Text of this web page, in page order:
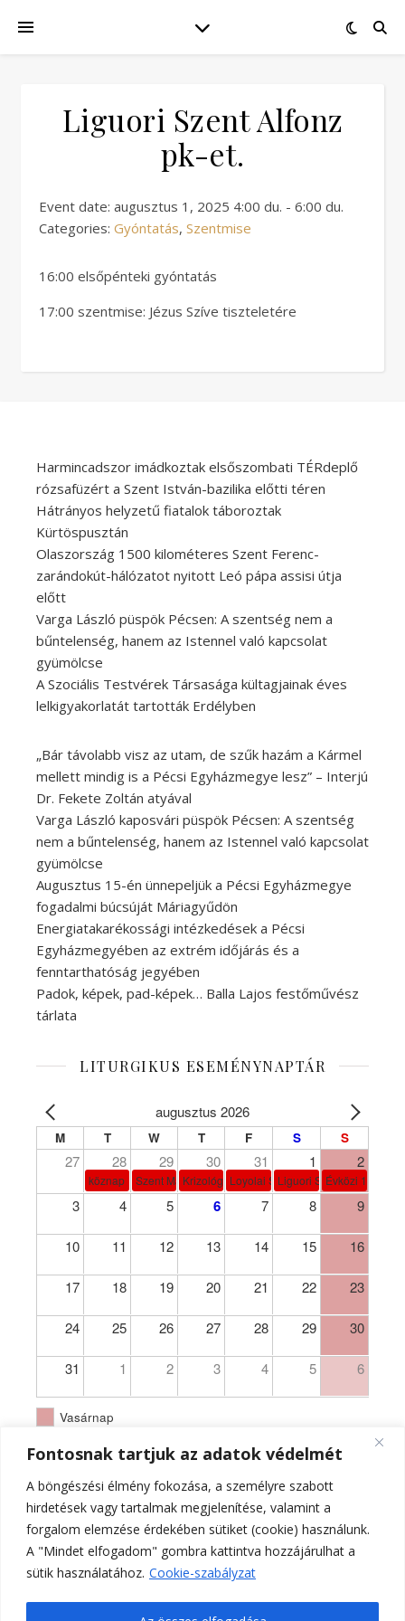
Fontosnak tartjuk az adatok védelmét
A böngészési élmény fokozása, a személyre szabott
hirdetések vagy tartalmak megjelenítése, valamint a
forgalom elemzése érdekében sütiket (cookie) használunk.
A "Mindet elfogadom" gombra kattintva hozzájárulhat a
sütik használatához. Cookie-szabályzat
Liguori Szent Alfonz
pk-et.
Event date: augusztus 1, 2025 4:00 du. - 6:00 du.
Categories: Gyóntatás, Szentmise
16:00 elsőpénteki gyóntatás
17:00 szentmise: Jézus Szíve tiszteletére
Harmincadszor imádkoztak elsőszombati TÉRdeplő
rózsafüzért a Szent István-bazilika előtti téren
Hátrányos helyzetű fiatalok táboroztak
Kürtöspusztán
Olaszország 1500 kilométeres Szent Ferenc-
zarándokút-hálózatot nyitott Leó pápa assisi útja
előtt
Varga László püspök Pécsen: A szentség nem a
bűntelenség, hanem az Istennel való kapcsolat
gyümölcse
A Szociális Testvérek Társasága kültagjainak éves
lelkigyakorlatát tartották Erdélyben
„Bár távolabb visz az utam, de szűk hazám a Kármel
mellett mindig is a Pécsi Egyházmegye lesz” – Interjú
Dr. Fekete Zoltán atyával
Varga László kaposvári püspök Pécsen: A szentség
nem a bűntelenség, hanem az Istennel való kapcsolat
gyümölcse
Augusztus 15-én ünnepeljük a Pécsi Egyházmegye
fogadalmi búcsúját Máriagyűdön
Energiatakarékossági intézkedések a Pécsi
Egyházmegyében az extrém időjárás és a
fenntarthatóság jegyében
Padok, képek, pad-képek… Balla Lajos festőművész
tárlata
LITURGIKUS ESEMÉNYNAPTÁR
augusztus 2026
M T W T F S S
27 28 29 30 31 1 2
köznap Szent Márta, Mária és Lázár
Krizológ Szent Péter
Loyolai Szent IgnácLiguori Szent Alfonz pk-et.
Évközi 18.
3 4 5 6 7 8 9
10 11 12 13 14 15 16
17 18 19 20 21 22 23
24 25 26 27 28 29 30
31 1 2 3 4 5 6
Vasárnap